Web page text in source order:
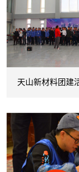
天山新材料团建